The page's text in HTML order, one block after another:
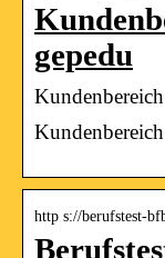
gepedu
Kundenbereich
http s://berufstest-